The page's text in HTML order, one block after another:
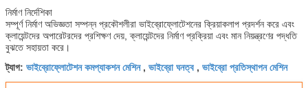
নির্মাণ নির্দেশিকা
সম্পূর্ণ নির্মাণ অভিজ্ঞতা সম্পন্ন প্রকৌশলীরা ভাইব্রোফ্লোটেশনের ক্রিয়াকলাপ প্রদর্শন করে এবং
ক্লায়েন্টদের অপারেটরদের প্রশিক্ষণ দেয়, ক্লায়েন্টদের নির্মাণ প্রক্রিয়া এবং মান নিয়ন্ত্রণের পদ্ধতি
বুঝতে সহায়তা করে।
ট্যাগ: ভাইব্রোফ্লোটেশন কমপ্যাকশন মেশিন, ভাইব্রো ঘনত্ব , ভাইব্রো প্রতিস্থাপন মেশিন